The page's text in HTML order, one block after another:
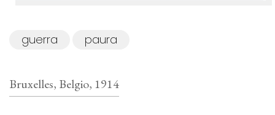
guerra paura
Bruxelles, Belgio, 1914